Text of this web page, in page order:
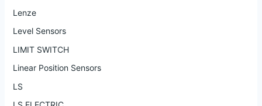
Lenze
Level Sensors
LIMIT SWITCH
Linear Position Sensors
LS